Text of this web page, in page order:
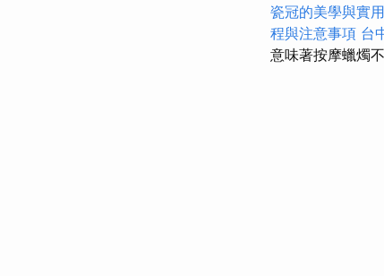
瓷冠的美學與實
程與注意事項 台
意味著按摩蠟燭